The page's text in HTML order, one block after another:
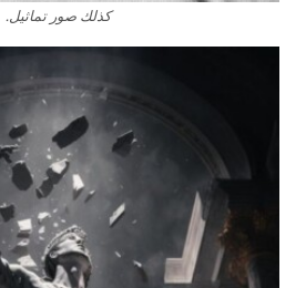
كذلك صور تماثيل.